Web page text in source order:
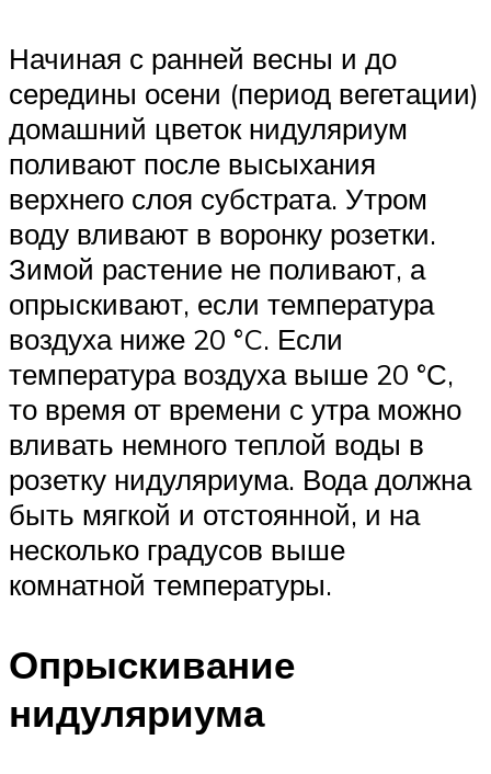
Начиная с ранней весны и до
середины осени (период вегетации)
домашний цветок нидуляриум
поливают после высыхания
верхнего слоя субстрата. Утром
воду вливают в воронку розетки.
Зимой растение не поливают, а
опрыскивают, если температура
воздуха ниже 20 °C. Если
температура воздуха выше 20 °С,
то время от времени с утра можно
вливать немного теплой воды в
розетку нидуляриума. Вода должна
быть мягкой и отстоянной, и на
несколько градусов выше
комнатной температуры.
Опрыскивание
нидуляриума